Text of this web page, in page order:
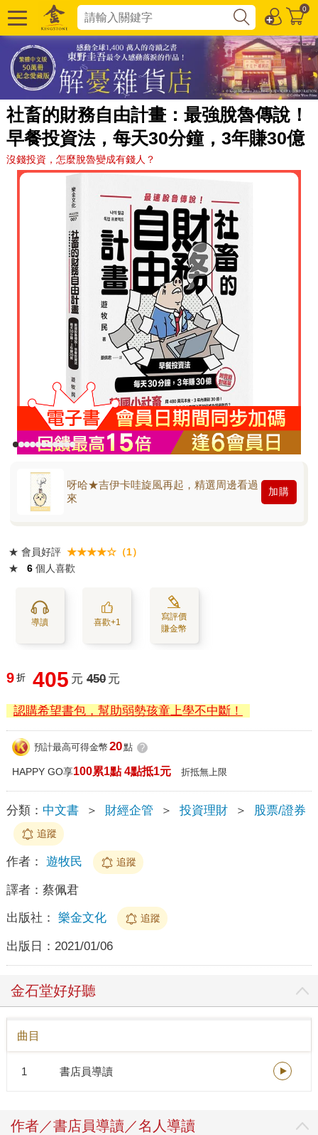
0
社畜的財務自由計畫：最強脫魯傳說！
早餐投資法，每天30分鐘，3年賺30億
沒錢投資，怎麼脫魯變成有錢人？
呀哈★吉伊卡哇旋風再起，精選周邊看過
來
加購
★ 會員好評 ★★★★☆（1）
★
6 個人喜歡
導讀 喜歡+1
寫評價
賺金幣
9 折 405 元 450 元
認購希望書包，幫助弱勢孩童上學不中斷！
預計最高可得金幣 20點 ?
HAPPY GO享100累1點 4點抵1元 折抵無上限
分類： 中文書 ＞ 財經企管 ＞ 投資理財 ＞ 股票/證券
追蹤
作者： 遊牧民 追蹤
譯者： 蔡佩君
出版社： 樂金文化 追蹤
出版日： 2021/01/06
金石堂好好聽
曲目
1 書店員導讀
作者／書店員導讀／名人導讀